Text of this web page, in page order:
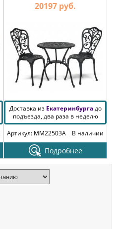
20197 руб.
Доставка из Екатеринбургадо
подъезда, два раза в неделю
Артикул: MM22503A
В наличии
Подробнее